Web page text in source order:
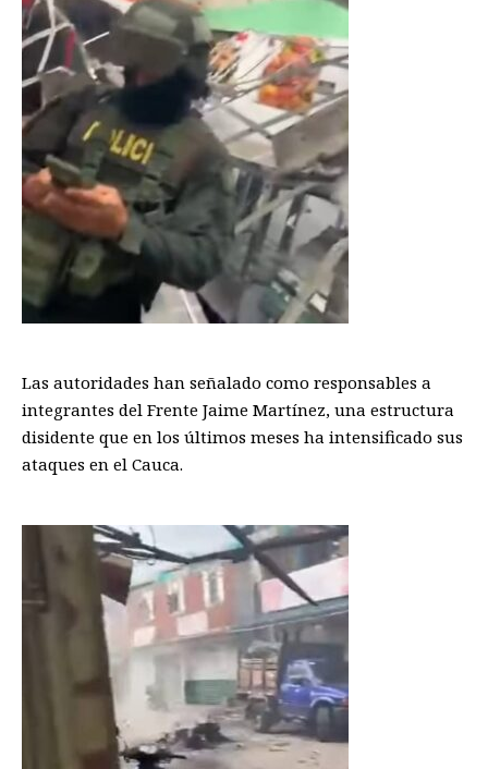
Las autoridades han señalado como responsables a
integrantes del Frente Jaime Martínez, una estructura
disidente que en los últimos meses ha intensificado sus
ataques en el Cauca.